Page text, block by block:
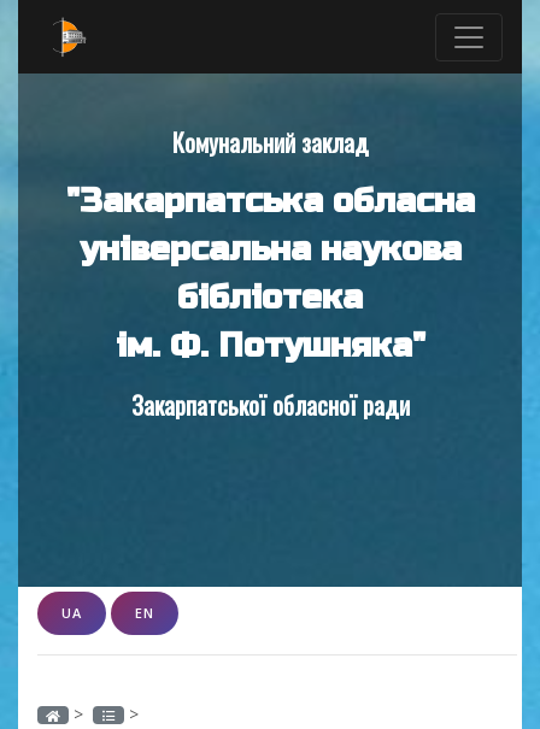
Комунальний заклад
"Закарпатська обласна
універсальна наукова
бібліотека
ім. Ф. Потушняка"
Закарпатської обласної ради
UA EN
> >